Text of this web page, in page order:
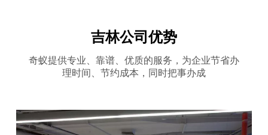
吉林公司优势
奇蚁提供专业、靠谱、优质的服务，为企业节省办
理时间、节约成本，同时把事办成